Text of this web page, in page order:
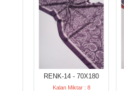
RENK-14 - 70X180
Kalan Miktar : 8